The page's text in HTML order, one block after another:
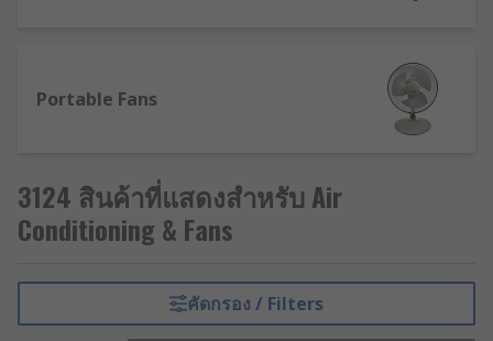
Centrifugal Fans
drawing the air toward the centre of the fan and
angle from the direction of air intake The main
components of a centrifugal fan are the motor
and the impeller. An impeller sucks or pulls air, in
contrast to a propeller which pushes air
Filter Fans suck air through a filter
trapping dust, dirt and particles so the air is
Portable Fans
3124 สินค้าที่แสดงสำหรับ Air
Conditioning & Fans
คัดกรอง / Filters